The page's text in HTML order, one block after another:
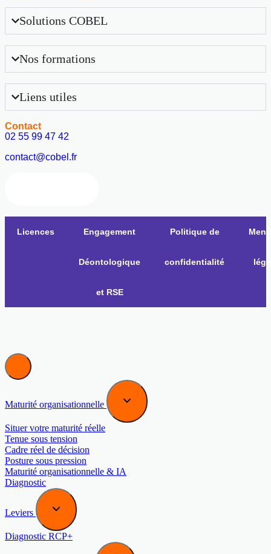
Solutions COBEL
Nos formations
Liens utiles
Contact
02 55 99 47 42
contact@cobel.fr
Licences Engagement
Déontologique
et RSE
Politique de
confidentialité
Maturité organisationnelle
Situer votre maturité réelle
Tenue sous tension
Cadre réel de décision
Posture sous pression
Maturité organisationnelle & IA
Diagnostic
Leviers
Diagnostic RCP+